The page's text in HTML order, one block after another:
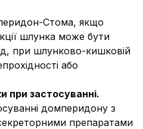
Стома, якщо
шлунка може бути
при шлунково-кишковій
або
при застосуванні.
домперидону з
препаратами